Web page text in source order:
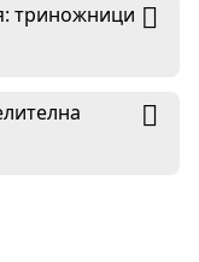
триножници